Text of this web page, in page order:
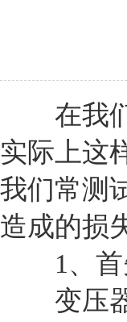
在我
实际上这
我们常测
造成的损
1、首
变压器